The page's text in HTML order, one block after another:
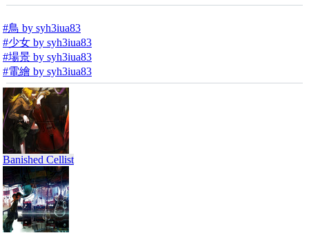
#鳥 by syh3iua83
#少女 by syh3iua83
#場景 by syh3iua83
#電繪 by syh3iua83
Banished Cellist